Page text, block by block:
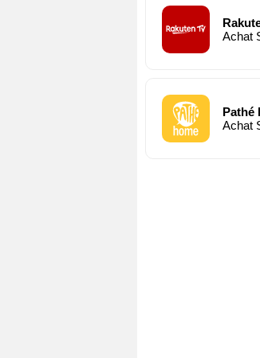
Achat
Pathé
Achat